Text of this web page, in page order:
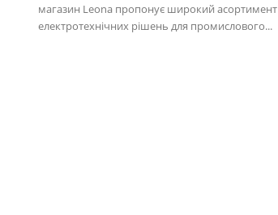
магазин Leona пропонує широкий асортимент
електротехнічних рішень для промислового...